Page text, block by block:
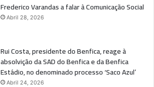
Frederico Varandas a falar à Comunicação Social
Abril 28, 2026
Rui Costa, presidente do Benfica, reage à
absolvição da SAD do Benfica e da Benfica
Estádio, no denominado processo ‘Saco Azul’
Abril 24, 2026